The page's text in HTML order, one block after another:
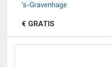
's-Gravenhage
€ GRATIS